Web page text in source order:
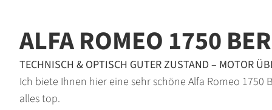
ALFA ROMEO 1750
TECHNISCH & OPTISCH GUTER ZUSTAND – MOTOR
Ich biete Ihnen hier eine sehr schöne Alfa Romeo
alles top.